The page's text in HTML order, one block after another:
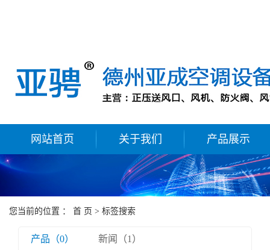
网站首页 关于我们 产品展示
您当前的位置 ： 首 页 > 标签搜索
产品（0） 新闻（1）